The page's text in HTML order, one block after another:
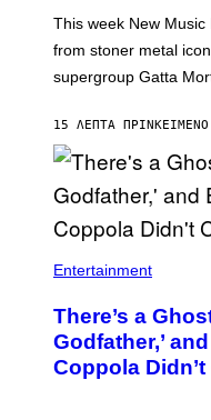
I
B
T
A
I
S
H
I
N
This week New
from stoner metal
supergroup Gatta
15 ΛΕΠΤΆ ΠΡΙΝ ΚΕΊΜΕΝΟ
Entertainment
There’s a
Godfather,’
Coppola